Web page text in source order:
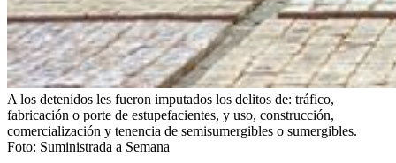
A los detenidos les fueron imputados los delitos de: tráfico,
fabricación o porte de estupefacientes, y uso, construcción,
comercialización y tenencia de semisumergibles o sumergibles.
Foto: Suministrada a Semana